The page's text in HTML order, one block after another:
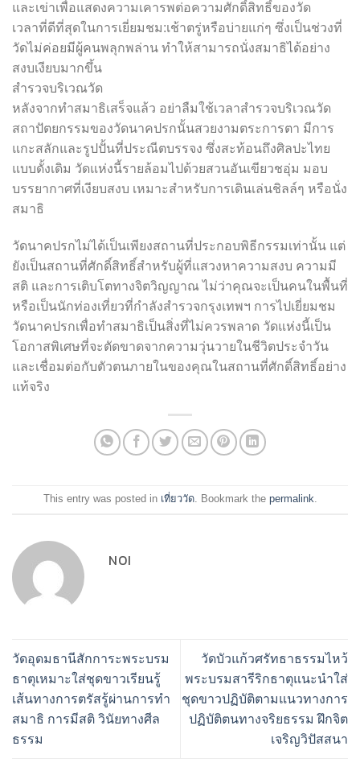
และเข่าเพื่อแสดงความเคารพต่อความศักดิ์สิทธิ์ของวัด
เวลาที่ดีที่สุดในการเยี่ยมชม:เช้าตรู่หรือบ่ายแก่ๆ ซึ่งเป็นช่วงที่
วัดไม่ค่อยมีผู้คนพลุกพล่าน ทำให้สามารถนั่งสมาธิได้อย่าง
สงบเงียบมากขึ้น
สำรวจบริเวณวัด
หลังจากทำสมาธิเสร็จแล้ว อย่าลืมใช้เวลาสำรวจบริเวณวัด
สถาปัตยกรรมของวัดนาคปรกนั้นสวยงามตระการตา มีการ
แกะสลักและรูปปั้นที่ประณีตบรรจง ซึ่งสะท้อนถึงศิลปะไทย
แบบดั้งเดิม วัดแห่งนี้รายล้อมไปด้วยสวนอันเขียวชอุ่ม มอบ
บรรยากาศที่เงียบสงบ เหมาะสำหรับการเดินเล่นชิลล์ๆ หรือนั่ง
สมาธิ
วัดนาคปรกไม่ได้เป็นเพียงสถานที่ประกอบพิธีกรรมเท่านั้น แต่
ยังเป็นสถานที่ศักดิ์สิทธิ์สำหรับผู้ที่แสวงหาความสงบ ความมี
สติ และการเติบโตทางจิตวิญญาณ ไม่ว่าคุณจะเป็นคนในพื้นที่
หรือเป็นนักท่องเที่ยวที่กำลังสำรวจกรุงเทพฯ การไปเยี่ยมชม
วัดนาคปรกเพื่อทำสมาธิเป็นสิ่งที่ไม่ควรพลาด วัดแห่งนี้เป็น
โอกาสพิเศษที่จะตัดขาดจากความวุ่นวายในชีวิตประจำวัน
และเชื่อมต่อกับตัวตนภายในของคุณในสถานที่ศักดิ์สิทธิ์อย่าง
แท้จริง
This entry was posted in เที่ยววัด. Bookmark the permalink.
NOI
วัดอุดมธานีสักการะพระบรม
ธาตุเหมาะใส่ชุดขาวเรียนรู้
เส้นทางการตรัสรู้ผ่านการทำ
สมาธิ การมีสติ วินัยทางศีล
ธรรม
วัดบัวแก้วศรัทธาธรรมไหว้
พระบรมสารีริกธาตุแนะนำใส่
ชุดขาวปฏิบัติตามแนวทางการ
ปฏิบัติตนทางจริยธรรม ฝึกจิต
เจริญวิปัสสนา